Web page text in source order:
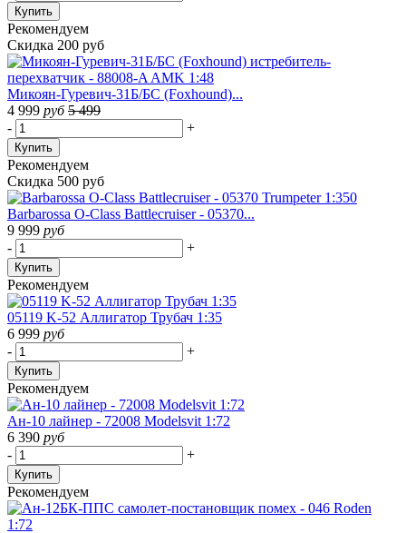
Купить
Рекомендуем
Скидка 200 руб
Микоян-Гуревич-31Б/БС (Foxhound)...
4 999 руб 5 499
-
+
Купить
Рекомендуем
Скидка 500 руб
Barbarossa O-Class Battlecruiser - 05370...
9 999 руб
-
+
Купить
Рекомендуем
05119 K-52 Аллигатор Трубач 1:35
6 999 руб
-
+
Купить
Рекомендуем
Ан-10 лайнер - 72008 Modelsvit 1:72
6 390 руб
-
+
Купить
Рекомендуем